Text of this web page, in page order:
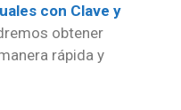
con Clave y
obtener
rápida y